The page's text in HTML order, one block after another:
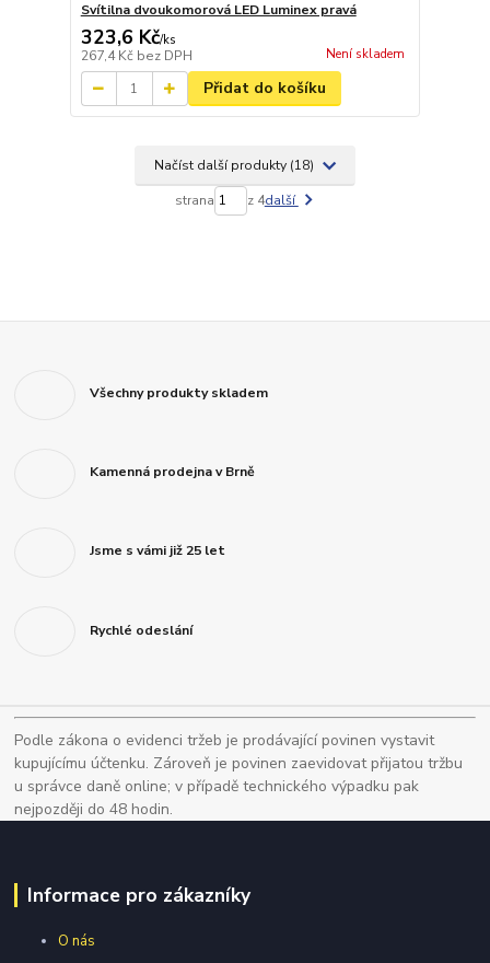
Svítilna dvoukomorová LED Luminex pravá
323,6 Kč/ks
267,4 Kč bez DPH Není skladem
Přidat do košíku
Načíst další produkty (18)
strana z 4další
Všechny produkty skladem
Kamenná prodejna v Brně
Jsme s vámi již 25 let
Rychlé odeslání
Podle zákona o evidenci tržeb je prodávající povinen vystavit
kupujícímu účtenku. Zároveň je povinen zaevidovat přijatou tržbu
u správce daně online; v případě technického výpadku pak
nejpozději do 48 hodin.
Informace pro zákazníky
O nás